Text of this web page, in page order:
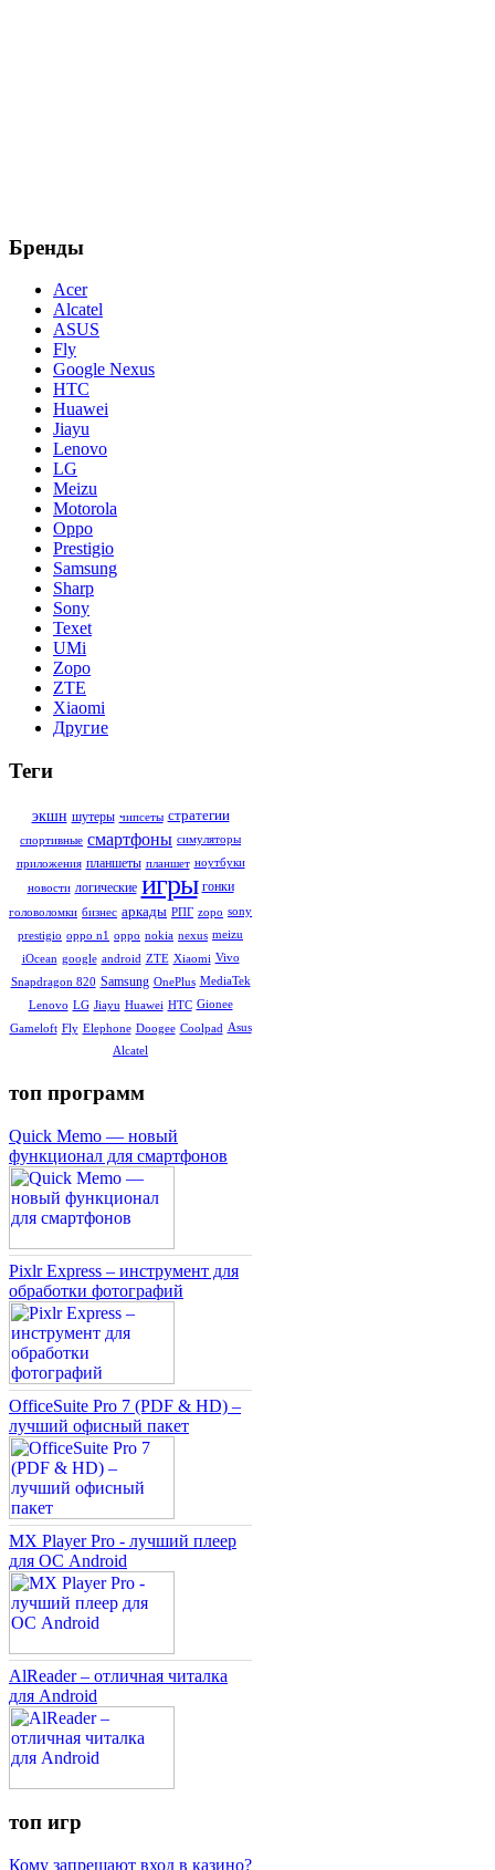
Бренды
Acer
Alcatel
ASUS
Fly
Google Nexus
HTC
Huawei
Jiayu
Lenovo
LG
Meizu
Motorola
Oppo
Prestigio
Samsung
Sharp
Sony
Texet
UMi
Zopo
ZTE
Xiaomi
Другие
Теги
экшн шутеры чипсеты стратегии
спортивные смартфоны симуляторы
приложения планшеты планшет ноутбуки
новости логические игры гонки
головоломки бизнес аркады РПГ zopo sony
prestigio oppo n1 oppo nokia nexus meizu
iOcean google android ZTE Xiaomi Vivo
Snapdragon 820 Samsung OnePlus MediaTek
Lenovo LG Jiayu Huawei HTC Gionee
Gameloft Fly Elephone Doogee Coolpad Asus
Alcatel
топ программ
Quick Memo — новый
функционал для смартфонов
Pixlr Express – инструмент для
обработки фотографий
OfficeSuite Pro 7 (PDF & HD) –
лучший офисный пакет
MX Player Pro - лучший плеер
для ОС Android
AlReader – отличная читалка
для Android
топ игр
Кому запрещают вход в казино?